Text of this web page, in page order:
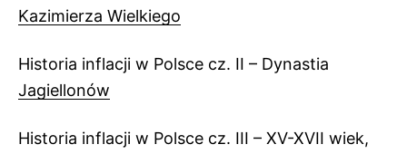
Kazimierza Wielkiego
Historia inflacji w Polsce cz. II – Dynastia
Jagiellonów
Historia inflacji w Polsce cz. III – XV-XVII wiek,